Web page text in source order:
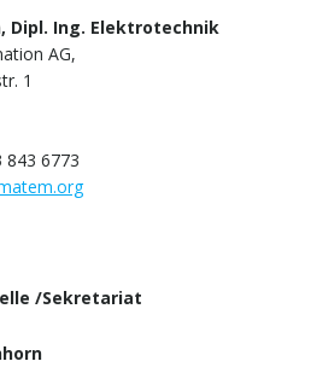
Dipl. Ing. Elektrotechnik
AG,
1
843 6773
/Sekretariat